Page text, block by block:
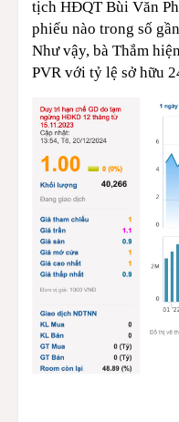
tịch HĐQT Bùi Văn
phiếu nào trong số
Như vậy, bà Thắm
PVR với tỷ lệ sở hữu